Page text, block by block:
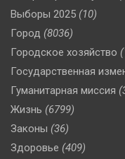
Выборы 2025 (10)
Город (8036)
Городское хозяйство
Государственная
Гуманитарная миссия
Жизнь (6799)
Законы (36)
Здоровье (409)